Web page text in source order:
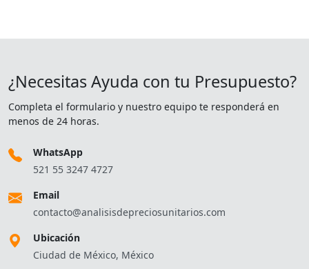
¿Necesitas Ayuda con tu Presupuesto?
Completa el formulario y nuestro equipo te responderá en
menos de 24 horas.
WhatsApp
521 55 3247 4727
Email
contacto@analisisdepreciosunitarios.com
Ubicación
Ciudad de México, México